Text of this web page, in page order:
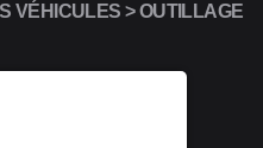
VÉHICULES > OUTILLAGE